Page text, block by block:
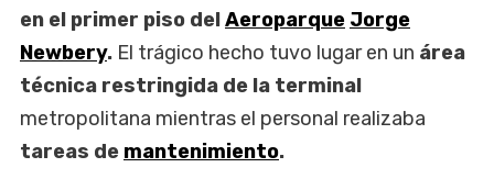
en el primer piso delAeroparque Jorge
Newbery. El trágico hecho tuvo lugar en un área
técnica restringida de la terminal
metropolitana mientras el personal realizaba
tareas de mantenimiento.